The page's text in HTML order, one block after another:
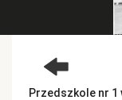
Przedszkole nr 1